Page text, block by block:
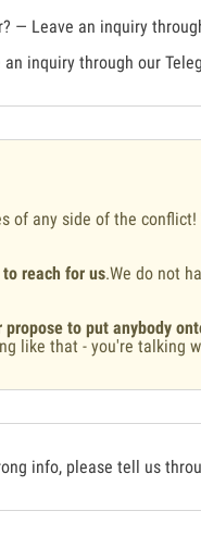
— Leave an inquiry
inquiry through our
of any side of the conflict!
reach for us.We do not
to put anybody
like that - you're talking
info, please tell us